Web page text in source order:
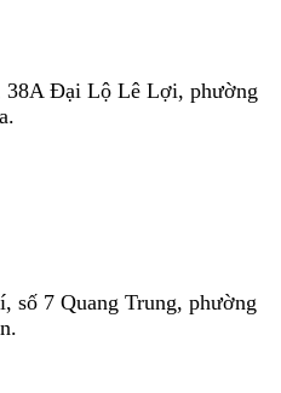
38A Đại Lộ Lê Lợi, phường
số 7 Quang Trung, phường